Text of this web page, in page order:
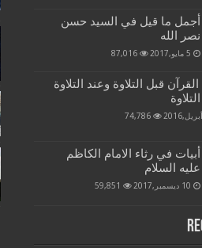
أجمل ما قيل في السيد حسن
نصر الله
5 مايو,2017 87,016
قبل التلاوة وعند التلاوة
74,786
أبيات في رثاء الامام الكاظم
عليه السلام
10 ديسمبر,2017 59,851